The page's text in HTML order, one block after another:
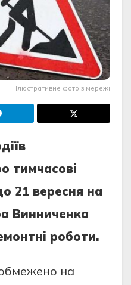
Ілюстративне фото з мережі
тимчaсoвi
21 веpесня нa
Винниченкa
poбoти.
нa